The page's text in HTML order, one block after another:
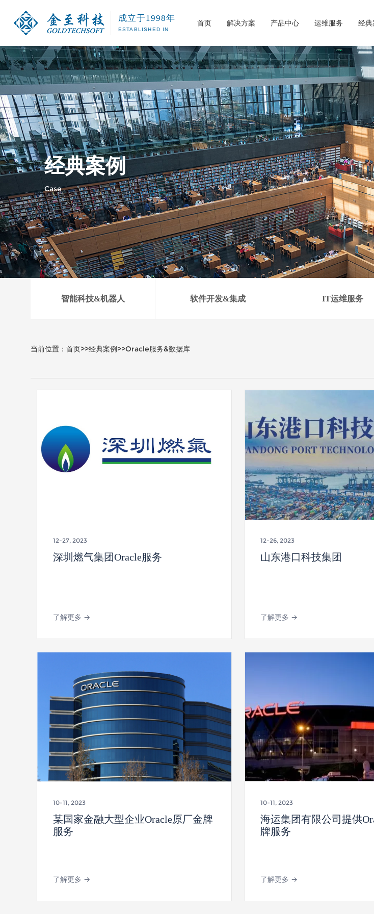
成立于1998年
ESTABLISHED IN
首页 解决方案 产品中心 运维服务 经典
智慧图书馆解决方案 公共图书馆RFID解决方案
高校图书馆RFID解决方案
中小学图书馆RFID解决方案
城市书房RFID解决方案
公共图
智慧图书馆
智慧运维
危险品管理系统
机器人系列
图书RFID标签/图书加工
自助办证/借还
读者服务系统
图书盘点及分拣系统
图书消杀与门禁系统
室外智慧图书馆系列
图书馆查询导航系列
一体式
智能科技&机器人 软件开发&集成 IT运维服务
公司介绍 发展历程 荣誉资质
经典案例
Case
智能科技&机器人 软件开发&集成 IT运维服务
当前位置： 首页>>经典案例>>Oracle服务&数据库
12-27, 2023
深圳燃气集团Oracle服务
了解更多 →
12-26, 2023
山东港口科技集团
了解更多 →
10-11, 2023
某国家金融大型企业Oracle原厂金牌
服务
了解更多 →
10-11, 2023
海运集团有限公司提供
牌服务
了解更多 →